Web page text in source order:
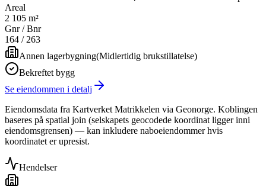
Areal
2 105 m²
Gnr / Bnr
164 / 263
Annen lagerbygning(Midlertidig brukstillatelse)
Bekreftet bygg
Se eiendommen i detalj
Eiendomsdata fra Kartverket Matrikkelen via Geonorge. Koblingen
baseres på spatial join (selskapets geocodede koordinat ligger inni
eiendomsgrensen) — kan inkludere naboeiendommer hvis
koordinatet er upresist.
Hendelser